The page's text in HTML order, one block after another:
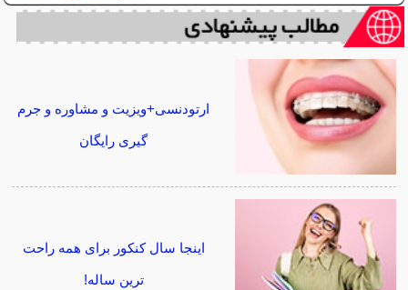
ارتودنسی+ویزیت و مشاوره و جرم
گیری رایگان
اینجا سال کنکور برای همه راحت
ترین ساله!